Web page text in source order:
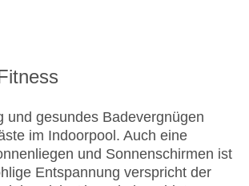
und gesundes Badevergnügen
im Indoorpool. Auch eine
und Sonnenschirmen ist
Entspannung verspricht der